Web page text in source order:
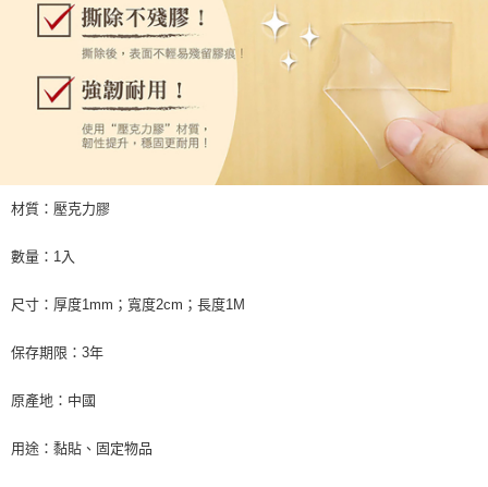
材質：壓克力膠
數量：1入
尺寸：厚度1mm；寬度2cm；長度1M
保存期限：3年
原產地：中國
用途：黏貼、固定物品